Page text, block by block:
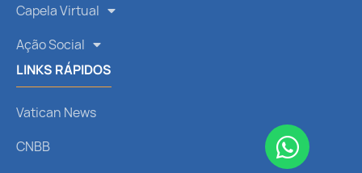
Capela Virtual
Ação Social
LINKS RÁPIDOS
Vatican News
CNBB